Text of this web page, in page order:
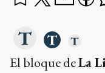
bienes
trata de un